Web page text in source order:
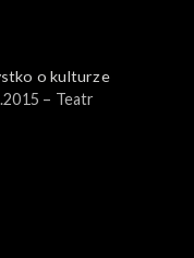
o kulturze
– Teatr